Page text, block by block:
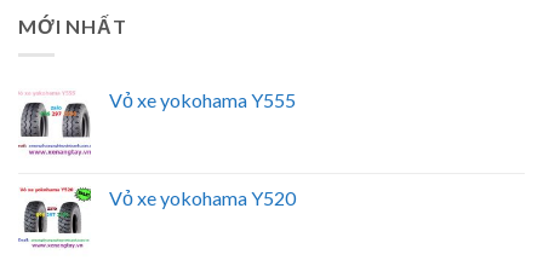
MỚI NHẤT
Vỏ xe yokohama Y555
Vỏ xe yokohama Y520